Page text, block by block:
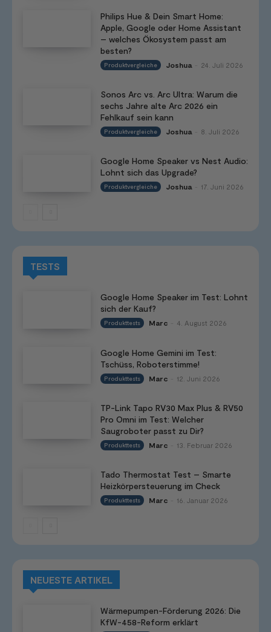
Philips Hue & Dein Smart Home:
Apple, Google oder Home Assistant
– welches Ökosystem passt am
besten?
Produktvergleiche Joshua 24. Juli 2026
Sonos Arc vs. Arc Ultra: Warum die
sechs Jahre alte Arc 2026 ein
Fehlkauf sein kann
Produktvergleiche Joshua 8. Juli 2026
Google Home Speaker vs Nest Audio:
Lohnt sich das Upgrade?
Produktvergleiche Joshua 17. Juni 2026
TESTS
Google Home Speaker im Test: Lohnt
sich der Kauf?
Produkttests Marc 4. August 2026
Google Home Gemini im Test:
Tschüss, Roboterstimme!
Produkttests Marc 12. Juni 2026
TP-Link Tapo RV30 Max Plus & RV50
Pro Omni im Test: Welcher
Saugroboter passt zu Dir?
Produkttests Marc 13. Februar 2026
Tado Thermostat Test – Smarte
Heizkörpersteuerung im Check
Produkttests Marc 16. Januar 2026
NEUESTE ARTIKEL
Wärmepumpen-Förderung 2026: Die
KfW-458-Reform erklärt